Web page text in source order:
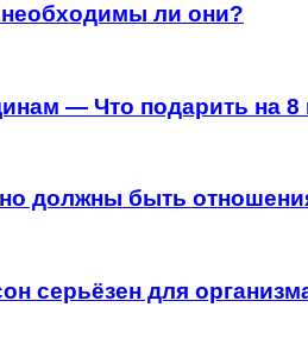
необходимы ли они?
— Что подарить на 8
должны быть
серьёзен для